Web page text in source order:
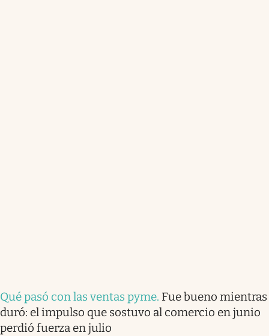
Qué pasó con las ventas pyme. Fue bueno mientras
duró: el impulso que sostuvo al comercio en junio
perdió fuerza en julio